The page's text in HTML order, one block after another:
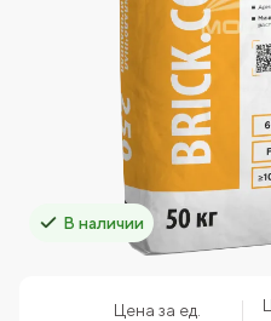
В наличии
Цена за ед.